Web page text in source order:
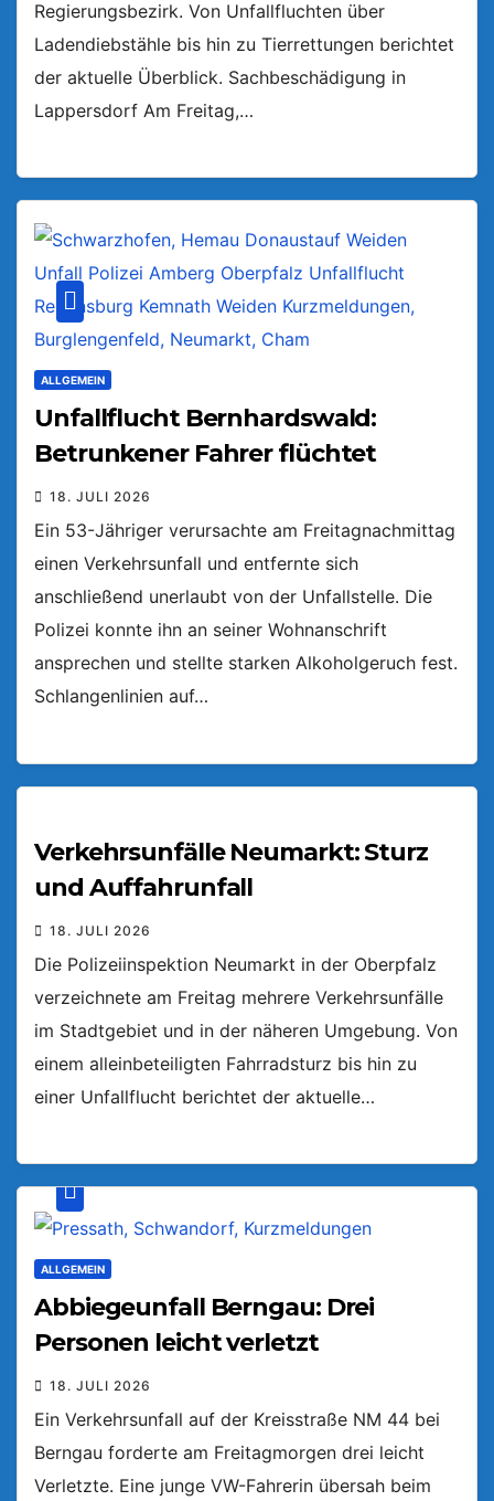
Regierungsbezirk. Von Unfallfluchten über
Ladendiebstähle bis hin zu Tierrettungen berichtet
der aktuelle Überblick. Sachbeschädigung in
Lappersdorf Am Freitag,…
ALLGEMEIN
Unfallflucht Bernhardswald:
Betrunkener Fahrer flüchtet
18. JULI 2026
Ein 53-Jähriger verursachte am Freitagnachmittag
einen Verkehrsunfall und entfernte sich
anschließend unerlaubt von der Unfallstelle. Die
Polizei konnte ihn an seiner Wohnanschrift
ansprechen und stellte starken Alkoholgeruch fest.
Schlangenlinien auf…
Verkehrsunfälle Neumarkt: Sturz
und Auffahrunfall
18. JULI 2026
Die Polizeiinspektion Neumarkt in der Oberpfalz
verzeichnete am Freitag mehrere Verkehrsunfälle
im Stadtgebiet und in der näheren Umgebung. Von
einem alleinbeteiligten Fahrradsturz bis hin zu
einer Unfallflucht berichtet der aktuelle…
ALLGEMEIN
Abbiegeunfall Berngau: Drei
Personen leicht verletzt
18. JULI 2026
Ein Verkehrsunfall auf der Kreisstraße NM 44 bei
Berngau forderte am Freitagmorgen drei leicht
Verletzte. Eine junge VW-Fahrerin übersah beim